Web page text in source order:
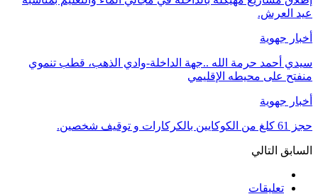
عيد العرش.
أخبار جهوية
سيدي أحمد حرمة الله ..جهة الداخلة-وادي الذهب، قطب تنموي
منفتح على محيطه الإقليمي
أخبار جهوية
حجز 61 كلغ من الكوكايين بالكركارات و توقيف شخصين.
السابق التالي
تعليقات